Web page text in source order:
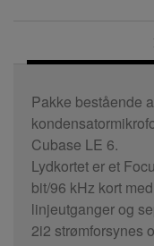
Pakke bestående
Cubase LE 6.
Lydkortet er et
bit/96 kHz kort
linjeutganger og
2i2 strømforsynes